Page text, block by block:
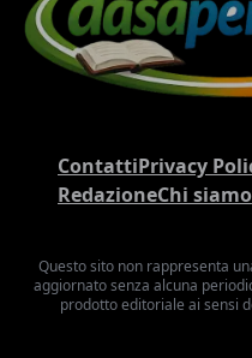
ContattiPrivacy
RedazioneChi siamo
Questo sito non rappresenta
aggiornato senza alcuna
prodotto editoriale ai sensi